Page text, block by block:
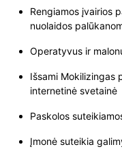
Rengiamos įvairios
nuolaidos
Operatyvus ir
Išsami Mokilizingas
internetinė svetainė
Paskolos
Įmonė suteikia